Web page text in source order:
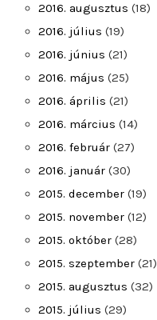
2016. augusztus (18)
2016. július (19)
2016. június (21)
2016. május (25)
2016. április (21)
2016. március (14)
2016. február (27)
2016. január (30)
2015. december (19)
2015. november (12)
2015. október (28)
2015. szeptember (21)
2015. augusztus (32)
2015. július (29)